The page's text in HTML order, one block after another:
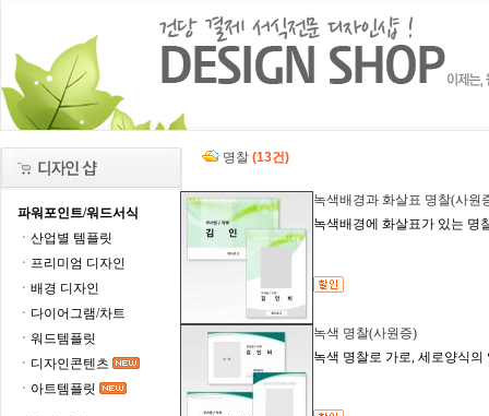
파워포인트/워드서식
ㆍ산업별 템플릿
ㆍ프리미엄 디자인
ㆍ배경 디자인
ㆍ다이어그램/차트
ㆍ워드템플릿
ㆍ디자인콘텐츠
ㆍ아트템플릿
명찰 (13건)
녹색배경과 화살표 명찰(사원
녹색배경에 화살표가 있는 명
녹색 명찰(사원증)
녹색 명찰로 가로, 세로양식